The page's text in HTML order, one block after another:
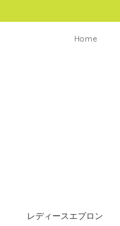
Home
レディースエプロン